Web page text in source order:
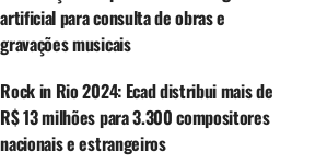
publicamente, direta ou
qualquer meio. Segundo o
Arrecadação do Ecad (revisão de
artificial para consulta de obras e
gravações musicais
Rock in Rio 2024: Ecad distribui mais de
R$ 13 milhões para 3.300 compositores
nacionais e estrangeiros